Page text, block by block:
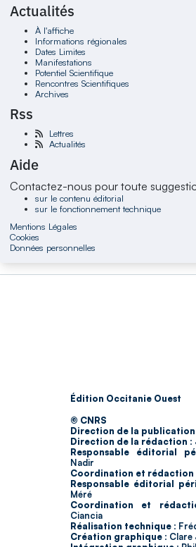
Actualités
À l'affiche
Informations régionales
Dates Limites
Manifestations
Potentiel Scientifique
Rencontres Scientifiques
Archives
Rss
Lettres
Actualités
Aide
Contactez-nous pour toute
sur le contenu éditorial
sur le fonctionnement technique
Mentions Légales
Cookies
Données personnelles
Édition Occitanie Ouest
© CNRS
Direction de la publication
Direction de la rédaction :
Responsable éditorial
Nadir
Coordination et rédaction
Responsable éditorial
Méré
Coordination et
Ciancia
Réalisation technique :
Création graphique : Clare